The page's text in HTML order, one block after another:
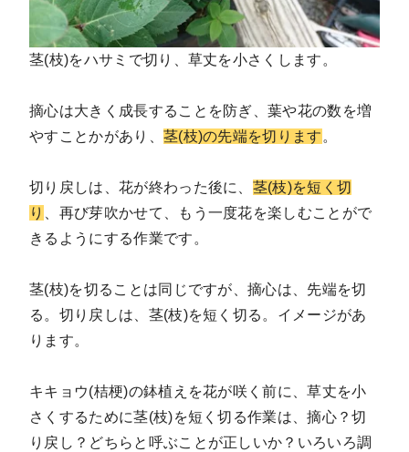
茎(枝)をハサミで切り、草丈を小さくします。
摘心は大きく成長することを防ぎ、葉や花の数を増
やすことかがあり、 茎(枝)の先端を切ります 。
切り戻しは、花が終わった後に、 茎(枝)を短く切
り
、再び芽吹かせて、もう一度花を楽しむことがで
きるようにする作業です。
茎(枝)を切ることは同じですが、摘心は、先端を切
る。切り戻しは、茎(枝)を短く切る。イメージがあ
ります。
キキョウ(桔梗)の鉢植えを花が咲く前に、草丈を小
さくするために茎(枝)を短く切る作業は、摘心？切
り戻し？どちらと呼ぶことが正しいか？いろいろ調